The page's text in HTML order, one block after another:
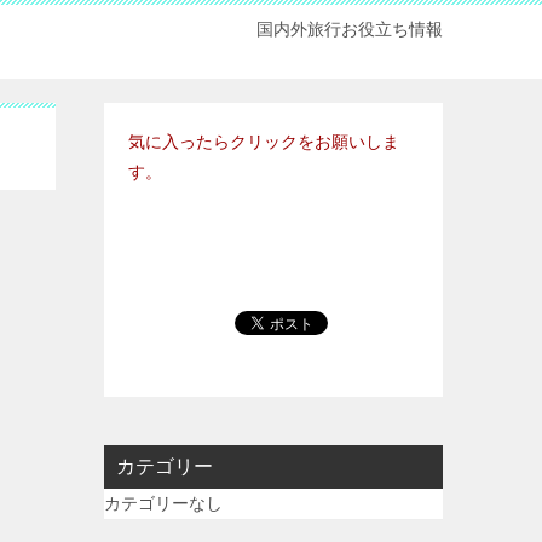
国内外旅行お役立ち情報
気に入ったらクリックをお願いしま
す。
カテゴリー
カテゴリーなし